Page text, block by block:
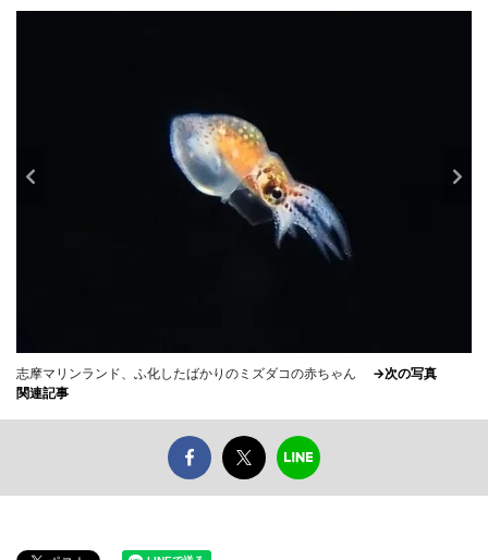
志摩マリンランド、ふ化したばかりのミズダコの赤ちゃん
→次の写真
関連記事